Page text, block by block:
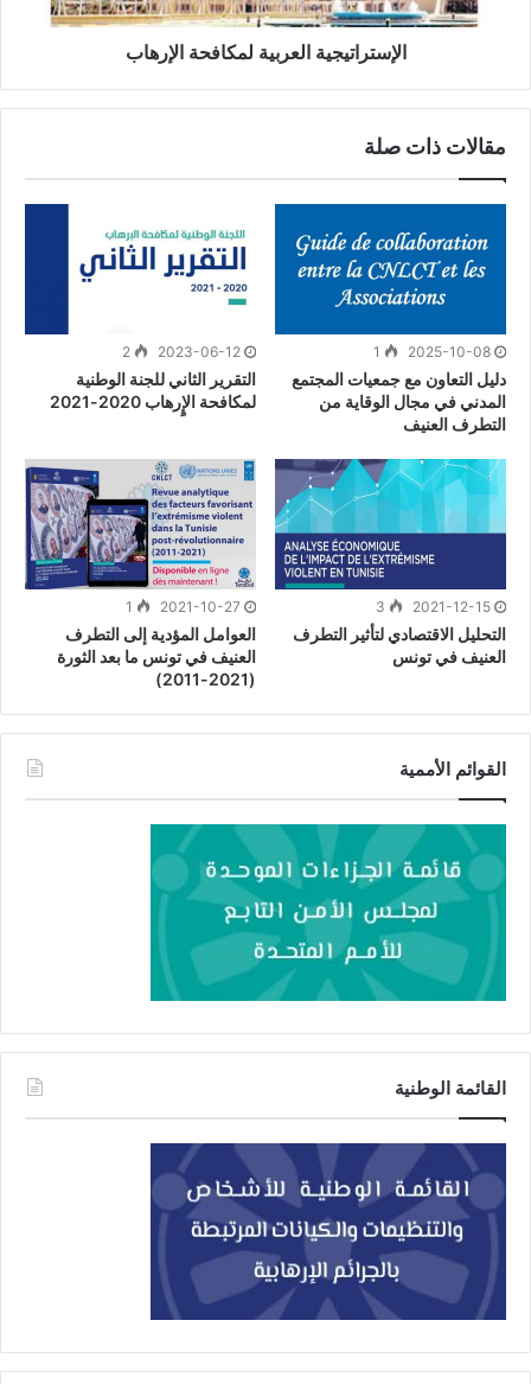
الإستراتيجية العربية لمكافحة الإرهاب
مقالات ذات صلة
2025-10-08
1
دليل التعاون مع جمعيات المجتمع
المدني في مجال الوقاية من
التطرف العنيف
2023-06-12
2
التقرير الثاني للجنة الوطنية
لمكافحة الإٍرهاب 2020-2021
2021-12-15
3
التحليل الاقتصادي لتأثير التطرف
العنيف في تونس
2021-10-27
1
العوامل المؤدية إلى التطرف
العنيف في تونس ما بعد الثورة
(2021-2011)
القوائم الأممية
القائمة الوطنية